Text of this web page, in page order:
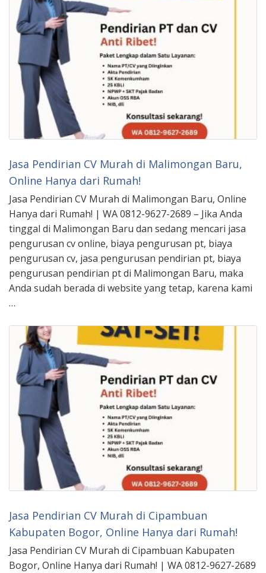
Jasa Pendirian CV Murah di Malimongan Baru,
Online Hanya dari Rumah!
Jasa Pendirian CV Murah di Malimongan Baru, Online
Hanya dari Rumah! | WA 0812-9627-2689 – Jika Anda
tinggal di Malimongan Baru dan sedang mencari jasa
pengurusan cv online, biaya pengurusan pt, biaya
pengurusan cv, jasa pengurusan pendirian pt, biaya
pengurusan pendirian pt di Malimongan Baru, maka
Anda sudah berada di website yang tetap, karena kami
…
Jasa Pendirian CV Murah di Cipambuan
Kabupaten Bogor, Online Hanya dari Rumah!
Jasa Pendirian CV Murah di Cipambuan Kabupaten
Bogor, Online Hanya dari Rumah! | WA 0812-9627-2689